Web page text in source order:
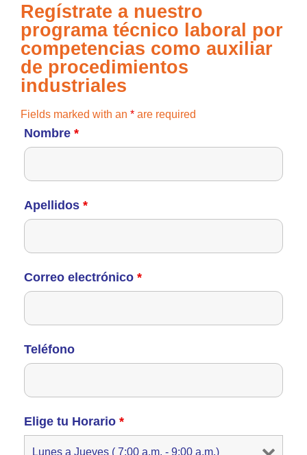
Regístrate a nuestro
programa técnico laboral por
competencias como auxiliar
de procedimientos
industriales
Fields marked with an * are required
Nombre *
Apellidos *
Correo electrónico *
Teléfono
Elige tu Horario *